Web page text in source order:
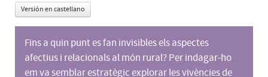
Versión en castellano
Fins a quin punt es fan invisibles els aspectes
afectius i relacionals al món rural? Per indagar-ho
em va semblar estratègic explorar les vivències de